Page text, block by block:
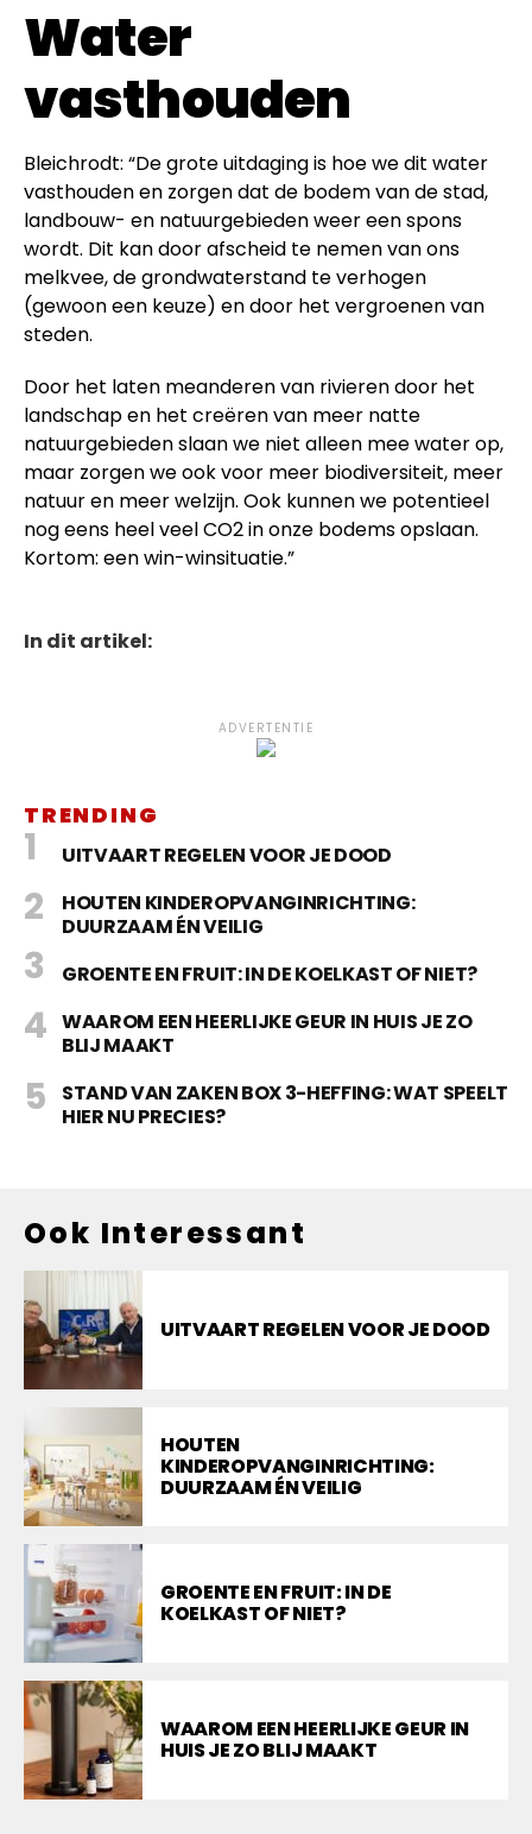
Water
vasthouden
Bleichrodt: “De grote uitdaging is hoe we dit water
vasthouden en zorgen dat de bodem van de stad,
landbouw- en natuurgebieden weer een spons
wordt. Dit kan door afscheid te nemen van ons
melkvee, de grondwaterstand te verhogen
(gewoon een keuze) en door het vergroenen van
steden.
Door het laten meanderen van rivieren door het
landschap en het creëren van meer natte
natuurgebieden slaan we niet alleen mee water op,
maar zorgen we ook voor meer biodiversiteit, meer
natuur en meer welzijn. Ook kunnen we potentieel
nog eens heel veel CO2 in onze bodems opslaan.
Kortom: een win-winsituatie.”
In dit artikel:
ADVERTENTIE
TRENDING
UITVAART REGELEN VOOR JE DOOD
HOUTEN KINDEROPVANGINRICHTING:
DUURZAAM ÉN VEILIG
GROENTE EN FRUIT: IN DE KOELKAST OF NIET?
WAAROM EEN HEERLIJKE GEUR IN HUIS JE ZO
BLIJ MAAKT
STAND VAN ZAKEN BOX 3-HEFFING: WAT SPEELT
HIER NU PRECIES?
Ook Interessant
UITVAART REGELEN VOOR JE DOOD
HOUTEN
KINDEROPVANGINRICHTING:
DUURZAAM ÉN VEILIG
GROENTE EN FRUIT: IN DE
KOELKAST OF NIET?
WAAROM EEN HEERLIJKE GEUR IN
HUIS JE ZO BLIJ MAAKT